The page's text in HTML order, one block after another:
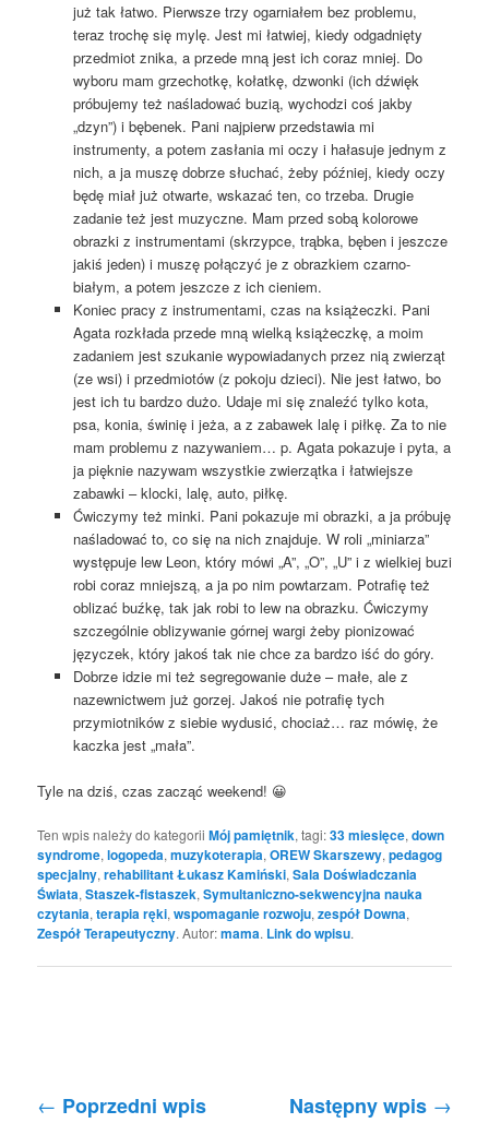
już tak łatwo. Pierwsze trzy ogarniałem bez problemu,
teraz trochę się mylę. Jest mi łatwiej, kiedy odgadnięty
przedmiot znika, a przede mną jest ich coraz mniej. Do
wyboru mam grzechotkę, kołatkę, dzwonki (ich dźwięk
próbujemy też naśladować buzią, wychodzi coś jakby
„dzyn”) i bębenek. Pani najpierw przedstawia mi
instrumenty, a potem zasłania mi oczy i hałasuje jednym z
nich, a ja muszę dobrze słuchać, żeby później, kiedy oczy
będę miał już otwarte, wskazać ten, co trzeba. Drugie
zadanie też jest muzyczne. Mam przed sobą kolorowe
obrazki z instrumentami (skrzypce, trąbka, bęben i jeszcze
jakiś jeden) i muszę połączyć je z obrazkiem czarno-
białym, a potem jeszcze z ich cieniem.
Koniec pracy z instrumentami, czas na książeczki. Pani
Agata rozkłada przede mną wielką książeczkę, a moim
zadaniem jest szukanie wypowiadanych przez nią zwierząt
(ze wsi) i przedmiotów (z pokoju dzieci). Nie jest łatwo, bo
jest ich tu bardzo dużo. Udaje mi się znaleźć tylko kota,
psa, konia, świnię i jeża, a z zabawek lalę i piłkę. Za to nie
mam problemu z nazywaniem… p. Agata pokazuje i pyta, a
ja pięknie nazywam wszystkie zwierzątka i łatwiejsze
zabawki – klocki, lalę, auto, piłkę.
Ćwiczymy też minki. Pani pokazuje mi obrazki, a ja próbuję
naśladować to, co się na nich znajduje. W roli „miniarza”
występuje lew Leon, który mówi „A”, „O”, „U” i z wielkiej buzi
robi coraz mniejszą, a ja po nim powtarzam. Potrafię też
oblizać buźkę, tak jak robi to lew na obrazku. Ćwiczymy
szczególnie oblizywanie górnej wargi żeby pionizować
języczek, który jakoś tak nie chce za bardzo iść do góry.
Dobrze idzie mi też segregowanie duże – małe, ale z
nazewnictwem już gorzej. Jakoś nie potrafię tych
przymiotników z siebie wydusić, chociaż… raz mówię, że
kaczka jest „mała”.
Tyle na dziś, czas zacząć weekend! 😀
Ten wpis należy do kategoriiMój pamiętnik, tagi:33 miesięce,down
syndrome,logopeda,muzykoterapia,OREW Skarszewy,pedagog
specjalny,rehabilitant Łukasz Kamiński,Sala Doświadczania
Świata,Staszek-fistaszek,Symultaniczno-sekwencyjna nauka
czytania,terapia ręki,wspomaganie rozwoju,zespół Downa,
Zespół Terapeutyczny. Autor:mama. Link do wpisu.
Nawigacja po wpisach
← Poprzedni wpis Następny wpis →